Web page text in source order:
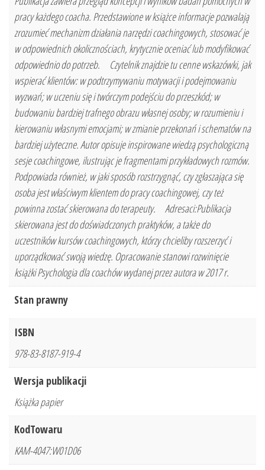
pracy każdego coacha. Przedstawione w książce informacje pozwalają
zrozumieć mechanizm działania narzędzi coachingowych, stosować je
w odpowiednich okolicznościach, krytycznie oceniać lub modyfikować
odpowiednio do potrzeb. Czytelnik znajdzie tu cenne wskazówki, jak
wspierać klientów: w podtrzymywaniu motywacji i podejmowaniu
wyzwań; w uczeniu się i twórczym podejściu do przeszkód; w
budowaniu bardziej trafnego obrazu własnej osoby; w rozumieniu i
kierowaniu własnymi emocjami; w zmianie przekonań i schematów na
bardziej użyteczne. Autor opisuje inspirowane wiedzą psychologiczną
sesje coachingowe, ilustrując je fragmentami przykładowych rozmów.
Podpowiada również, w jaki sposób rozstrzygnąć, czy zgłaszająca się
osoba jest właściwym klientem do pracy coachingowej, czy też
powinna zostać skierowana do terapeuty. Adresaci:Publikacja
skierowana jest do doświadczonych praktyków, a także do
uczestników kursów coachingowych, którzy chcieliby rozszerzyć i
uporządkować swoją wiedzę. Opracowanie stanowi rozwinięcie
książki Psychologia dla coachów wydanej przez autora w 2017 r.
Stan prawny
ISBN
978-83-8187-919-4
Wersja publikacji
Książka papier
KodTowaru
KAM-4047:W01D06